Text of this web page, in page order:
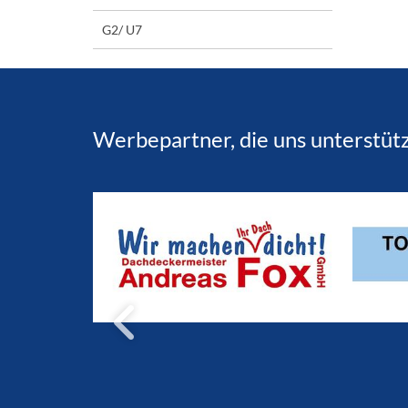
G2/ U7
Werbepartner, die uns